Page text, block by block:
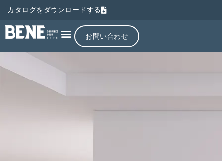
カタログをダウンロードする
お問い合わせ